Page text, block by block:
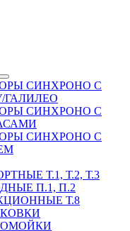
СИНХРОНО С
ГАЛИЛЕО
СИНХРОНО С
СИНХРОНО С
Т.1, Т.2, Т.3
П.1, П.2
Т.8